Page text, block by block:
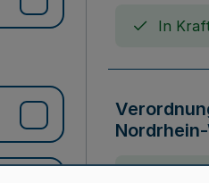
In